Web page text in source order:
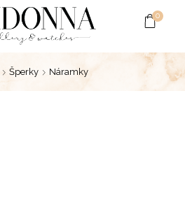
0
Šperky Náramky